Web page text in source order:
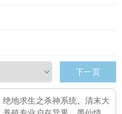
下一页
绝地求生之杀神系统
清末大